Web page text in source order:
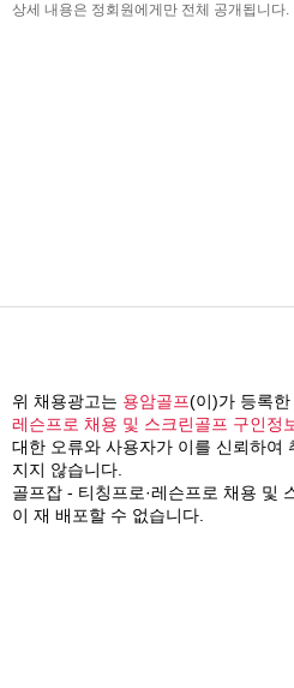
상세 내용은 정회원에게만 전체 공개됩니다.
위 채용광고는 용암골프(이)가 등록한
레슨프로 채용 및 스크린골프 구인정
대한 오류와 사용자가 이를 신뢰하여
지지 않습니다.
골프잡 - 티칭프로·레슨프로 채용 및
이 재 배포할 수 없습니다.